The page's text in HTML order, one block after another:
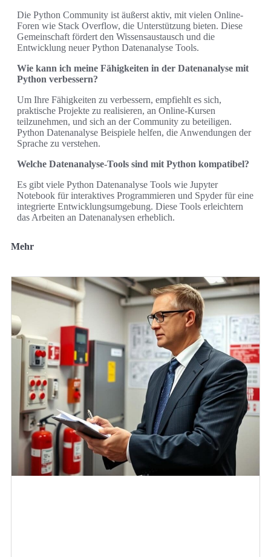
Die Python Community ist äußerst aktiv, mit vielen Online-
Foren wie Stack Overflow, die Unterstützung bieten. Diese
Gemeinschaft fördert den Wissensaustausch und die
Entwicklung neuer Python Datenanalyse Tools.
Wie kann ich meine Fähigkeiten in der Datenanalyse mit
Python verbessern?
Um Ihre Fähigkeiten zu verbessern, empfiehlt es sich,
praktische Projekte zu realisieren, an Online-Kursen
teilzunehmen, und sich an der Community zu beteiligen.
Python Datenanalyse Beispiele helfen, die Anwendungen der
Sprache zu verstehen.
Welche Datenanalyse-Tools sind mit Python kompatibel?
Es gibt viele Python Datenanalyse Tools wie Jupyter
Notebook für interaktives Programmieren und Spyder für eine
integrierte Entwicklungsumgebung. Diese Tools erleichtern
das Arbeiten an Datenanalysen erheblich.
Mehr